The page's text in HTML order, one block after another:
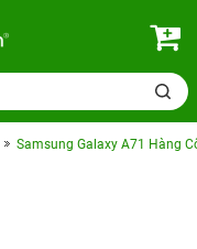
Samsung Galaxy A71 Hàng